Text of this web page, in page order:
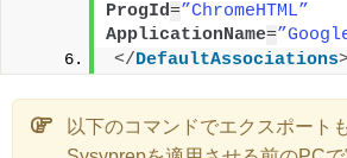
ProgId=”ChromeHTML”
ApplicationName=
</DefaultAssociations
以下のコマンドでエクスポート